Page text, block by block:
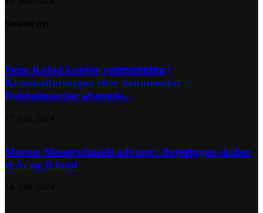
Peter Kofod kræver opstramning i
Kriminalforsorgen efter dokumentar –
Dobbeltmorder afsonede...
Morten Messerschmidt advarer: Regeringen skaber
et A- og B-hold